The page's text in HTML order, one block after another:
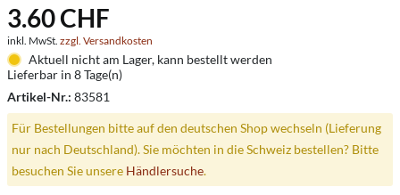
3.60 CHF
inkl. MwSt. zzgl. Versandkosten
Aktuell nicht am Lager, kann bestellt werden
Lieferbar in 8 Tage(n)
Artikel-Nr.: 83581
Für Bestellungen bitte auf den deutschen Shop wechseln (Lieferung
nur nach Deutschland). Sie möchten in die Schweiz bestellen? Bitte
besuchen Sie unsere Händlersuche.